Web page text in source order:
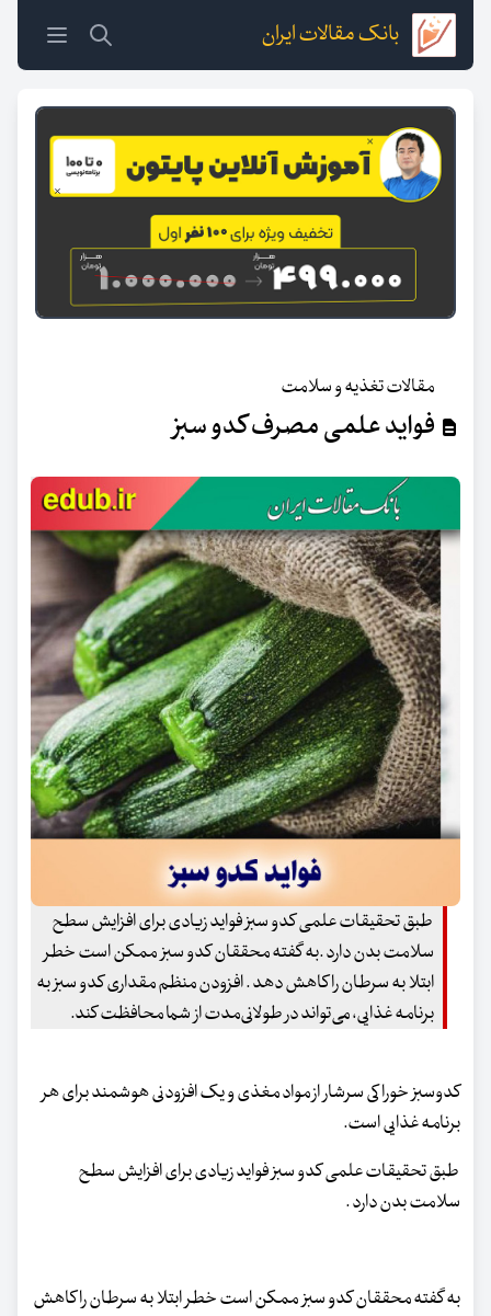
بانک مقالات ایران
مقالات تغذیه و سلامت
فواید علمی مصرف کدو سبز
طبق تحقیقات علمی کدو سبز فواید زیادی برای افزایش سطح
سلامت بدن دارد .به گفته محققان کدو سبز ممکن است خطر
ابتلا به سرطان را کاهش دهد . افزودن منظم مقداری کدو سبز به
برنامه غذایی، می‌تواند در طولانی‌مدت از شما محافظت کند.
کدوسبز خوراکی سرشار از مواد مغذی و یک افزودنی هوشمند برای هر
برنامه غذایی است.
طبق تحقیقات علمی کدو سبز فواید زیادی برای افزایش سطح
سلامت بدن دارد .
به گفته محققان کدو سبز ممکن است خطر ابتلا به سرطان را کاهش